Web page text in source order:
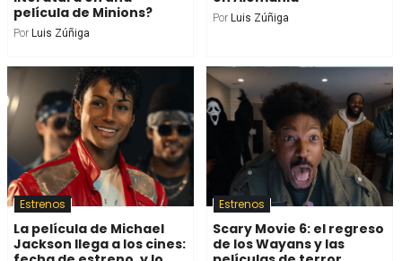
película de Minions?
Por Luis Zúñiga
Por Luis Zúñiga
Estrenos
La película de Michael
Jackson llega a los cines:
Estrenos
Scary Movie 6: el regreso
de los Wayans y las